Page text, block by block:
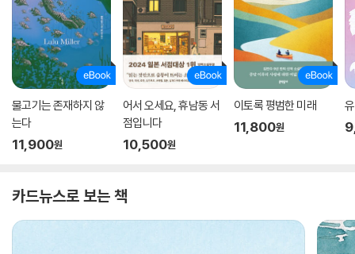
물고기는 존재하지 않
는다
11,900원
어서 오세요, 휴남동 서
점입니다
10,500원
이토록 평범한 미래
11,800원
카드뉴스로 보는 책